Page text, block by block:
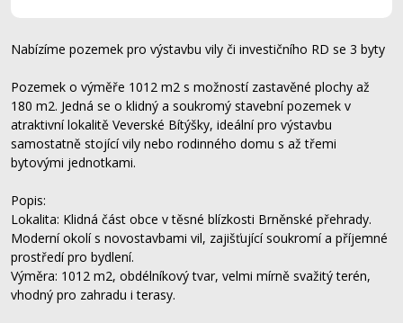
Nabízíme pozemek pro výstavbu vily či investičního RD se 3 byty
Pozemek o výměře 1012 m2 s možností zastavěné plochy až
180 m2. Jedná se o klidný a soukromý stavební pozemek v
atraktivní lokalitě Veverské Bítýšky, ideální pro výstavbu
samostatně stojící vily nebo rodinného domu s až třemi
bytovými jednotkami.
Popis:
Lokalita: Klidná část obce v těsné blízkosti Brněnské přehrady.
Moderní okolí s novostavbami vil, zajišťující soukromí a příjemné
prostředí pro bydlení.
Výměra: 1012 m2, obdélníkový tvar, velmi mírně svažitý terén,
vhodný pro zahradu i terasy.